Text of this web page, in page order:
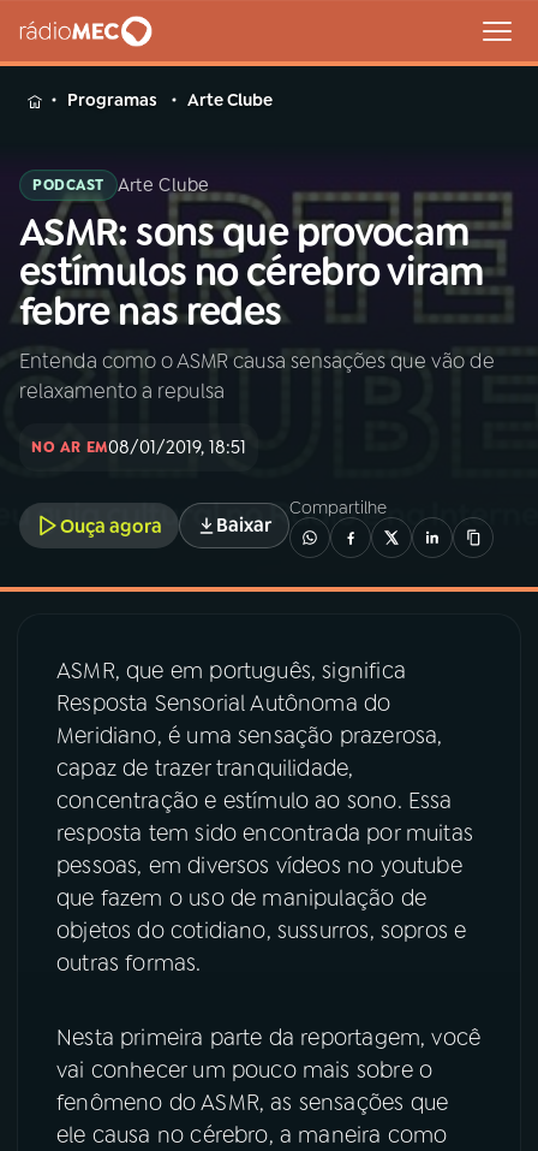
MENU
Buscar
na
Rádio
MEC
Buscar
Início AO VIVO
INÍCIO
A RÁDIO
03PROGRAMAÇÃO
04PROGRAMAS
PODCASTS
06VIDEOCASTS
ACOMPANHE A RÁDIO MEC
YouTube Facebook
Programas Arte Clube
PODCAST Arte Clube
ASMR: sons que provocam
estímulos no cérebro viram
febre nas redes
Entenda como o ASMR causa sensações que vão de
relaxamento a repulsa
NO AR EM08/01/2019, 18:51
Ouça agora Baixar
Compartilhe
ASMR, que em português, significa
Resposta Sensorial Autônoma do
Meridiano, é uma sensação prazerosa,
capaz de trazer tranquilidade,
concentração e estímulo ao sono. Essa
resposta tem sido encontrada por muitas
pessoas, em diversos vídeos no youtube
que fazem o uso de manipulação de
objetos do cotidiano, sussurros, sopros e
outras formas.
Nesta primeira parte da reportagem, você
vai conhecer um pouco mais sobre o
fenômeno do ASMR, as sensações que
ele causa no cérebro, a maneira como